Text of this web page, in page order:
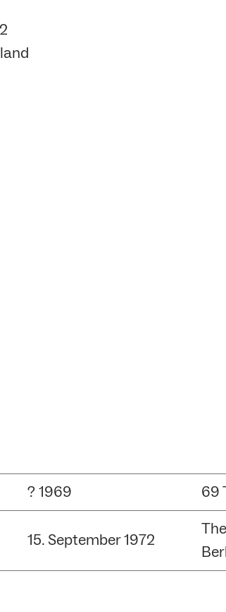
? 1969 69
15. September 1972